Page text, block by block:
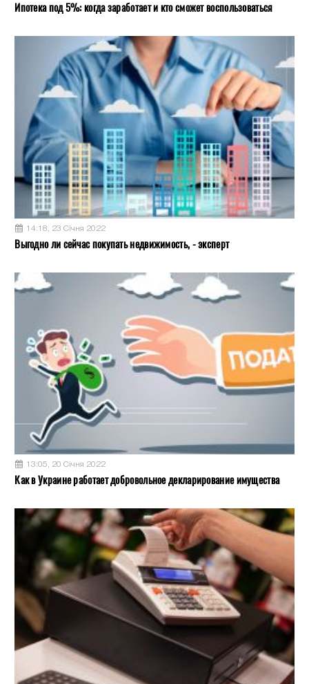
Ипотека под 5%: когда заработает и кто сможет воспользоваться
14:18, 23 Січня 2022
Выгодно ли сейчас покупать недвижимость, - эксперт
13:05, 20 Січня 2022
Как в Украине работает добровольное декларирование имущества